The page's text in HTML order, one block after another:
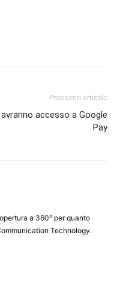
Prossimo articolo
accesso a Google
Pay
a 360° per quanto
Technology.